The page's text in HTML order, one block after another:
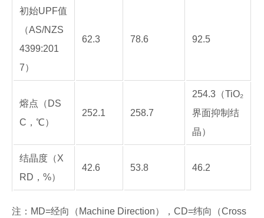
初始UPF值
（AS/NZS
4399:201
7）
62.3 78.6 92.5
熔点（DS
C，℃）
252.1 258.7
254.3（TiO₂
界面抑制结
晶）
结晶度（X
RD，%）
42.6 53.8 46.2
注：MD=经向（Machine Direction），CD=纬向（Cross